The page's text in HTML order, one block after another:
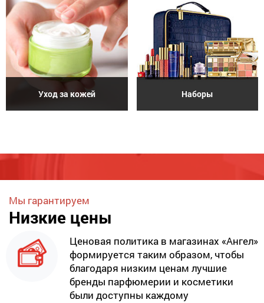
Уход за кожей Наборы
Мы гарантируем
Низкие цены
Ценовая политика в магазинах «Ангел»
формируется таким образом, чтобы
благодаря низким ценам лучшие
бренды парфюмерии и косметики
были доступны каждому